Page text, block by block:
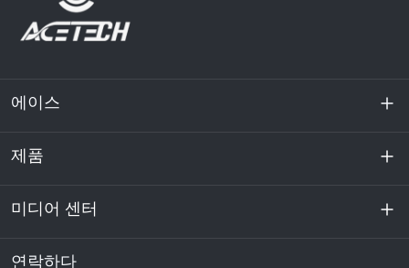
에이스
회사 소개
지속 가능성
제품
에너지 저장
데이터센터 및 서버실
미디어 센터
소식
연락하다